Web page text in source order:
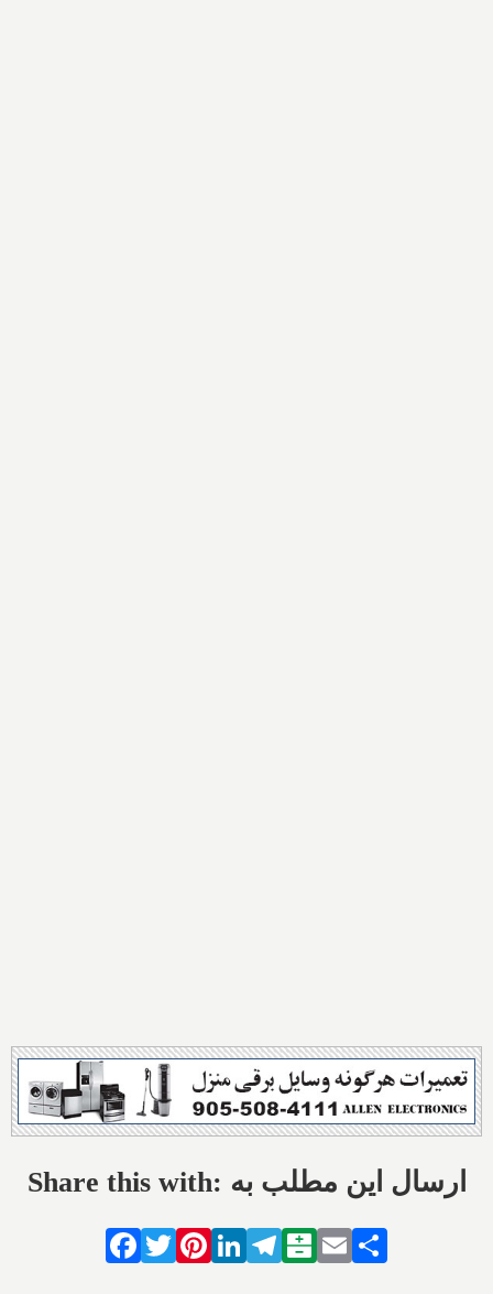
Share this with: ارسال این مطلب به
Facebook
TwitterPinterestLinkedIn
Telegram
Balatarin
Email